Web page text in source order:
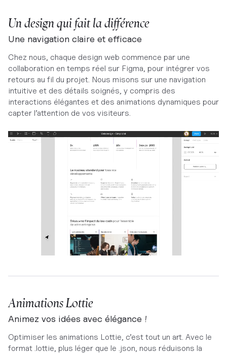
Un design qui fait la différence
Une navigation claire et efficace
Chez nous, chaque design web commence par une
collaboration en temps réel sur Figma, pour intégrer vos
retours au fil du projet. Nous misons sur une navigation
intuitive et des détails soignés, y compris des
interactions élégantes et des animations dynamiques pour
capter l’attention de vos visiteurs.
Animations Lottie
Animez vos idées avec élégance !
Optimiser les animations Lottie, c’est tout un art. Avec le
format .lottie, plus léger que le .json, nous réduisons la